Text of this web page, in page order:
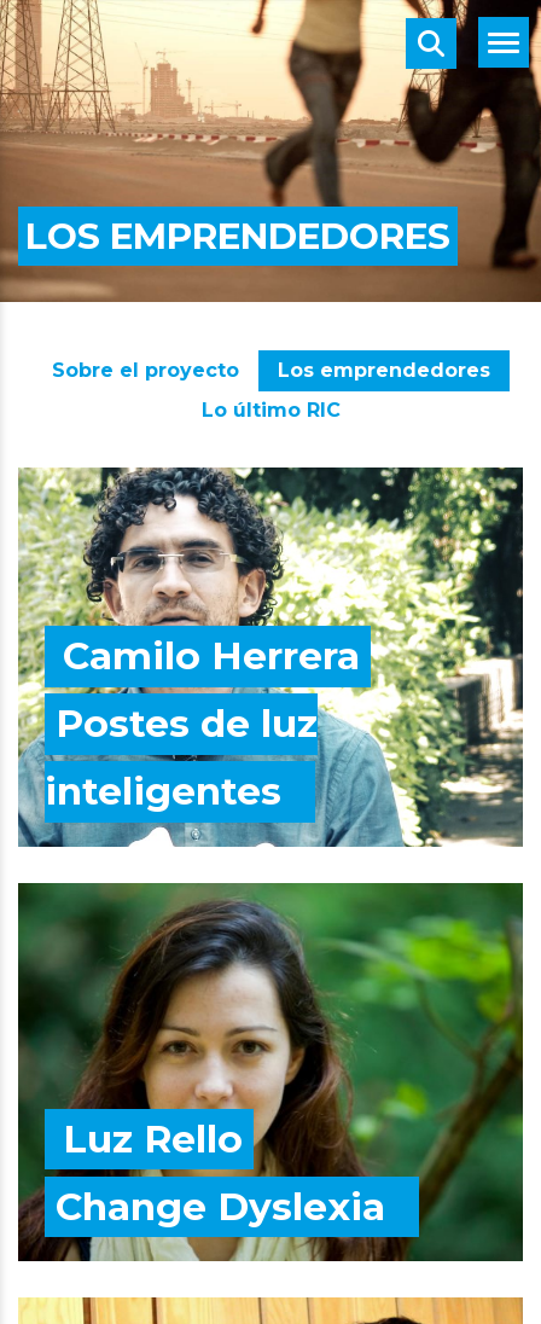
LOS EMPRENDEDORES
Sobre el proyecto
Los emprendedores
Lo último RIC
Camilo Herrera
Postes de luz
inteligentes
Luz Rello
Change Dyslexia